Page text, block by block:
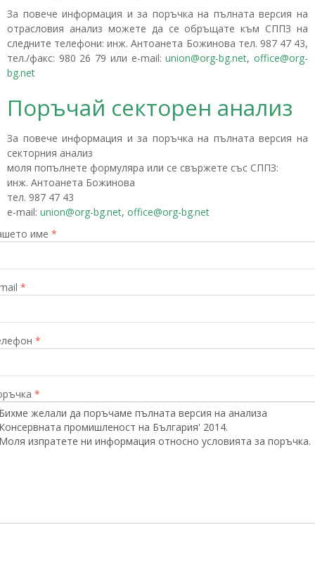
За повече информация и за поръчка на пълната версия на
отрасловия анализ можете да се обръщате към СППЗ на
следните телефони: инж. Антоанета Божинова тел. 987 47 43,
тел./факс: 980 26 79 или е-mail:union@org-bg.net,office@org-
bg.net
Поръчай секторен анализ
За повече информация и за поръчка на пълната версия на
секторния анализ
моля попълнете формуляра или се свържете със СППЗ:
инж. Антоанета Божинова
тел. 987 47 43
е-mail: union@org-bg.net, office@org-bg.net
име *
*
*
*